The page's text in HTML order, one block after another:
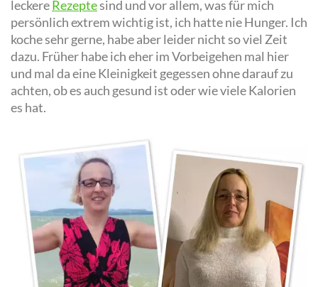
leckereRezeptesind und vor allem, was für mich
persönlich extrem wichtig ist, ich hatte nie Hunger. Ich
koche sehr gerne, habe aber leider nicht so viel Zeit
dazu. Früher habe ich eher im Vorbeigehen mal hier
und mal da eine Kleinigkeit gegessen ohne darauf zu
achten, ob es auch gesund ist oder wie viele Kalorien
es hat.